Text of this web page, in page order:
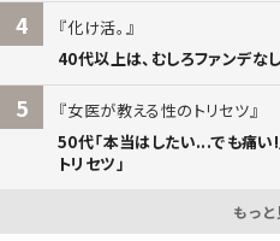
4
化け活。
40代以上は、むしろファンデな
5
女医が教える性のトリセツ
50代「本当はしたい...でも痛い
トリセツ」
もっと